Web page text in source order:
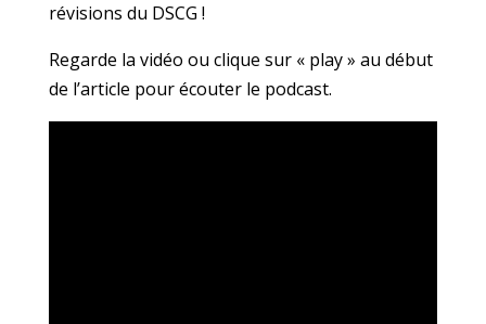
révisions du DSCG !
Regarde la vidéo ou clique sur « play » au début
de l’article pour écouter le podcast.